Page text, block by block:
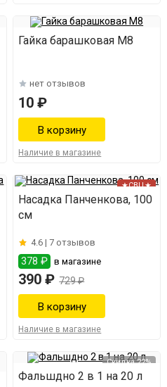
Гайка барашковая М8
нет отзывов
10 ₽
Наличие в магазине
★СВЦ★
Насадка Панченкова, 100
см
4.6 |7 отзывов
378 ₽ в магазине
390 ₽ 729 ₽
Наличие в магазине
Скидка 22%
Фальшдно 2 в 1 на 20 л